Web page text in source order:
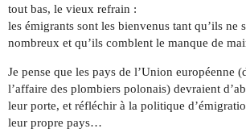
tout bas, le vieux refrain :
les émigrants sont les bienvenus tant qu’ils ne
nombreux et qu’ils comblent le manque de
Je pense que les pays de l’Union européenne
l’affaire des plombiers polonais) devraient
leur porte, et réfléchir à la politique
leur propre pays…